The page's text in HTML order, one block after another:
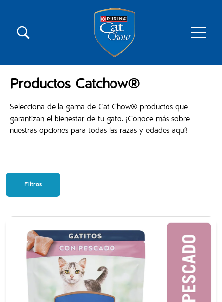
Menú secundario Cat Chow
Menú principal Cat Chow
Productos Catchow®
Selecciona de la gama de Cat Chow® productos que
garantizan el bienestar de tu gato. ¡Conoce más sobre
nuestras opciones para todas las razas y edades aquí!
Filtros